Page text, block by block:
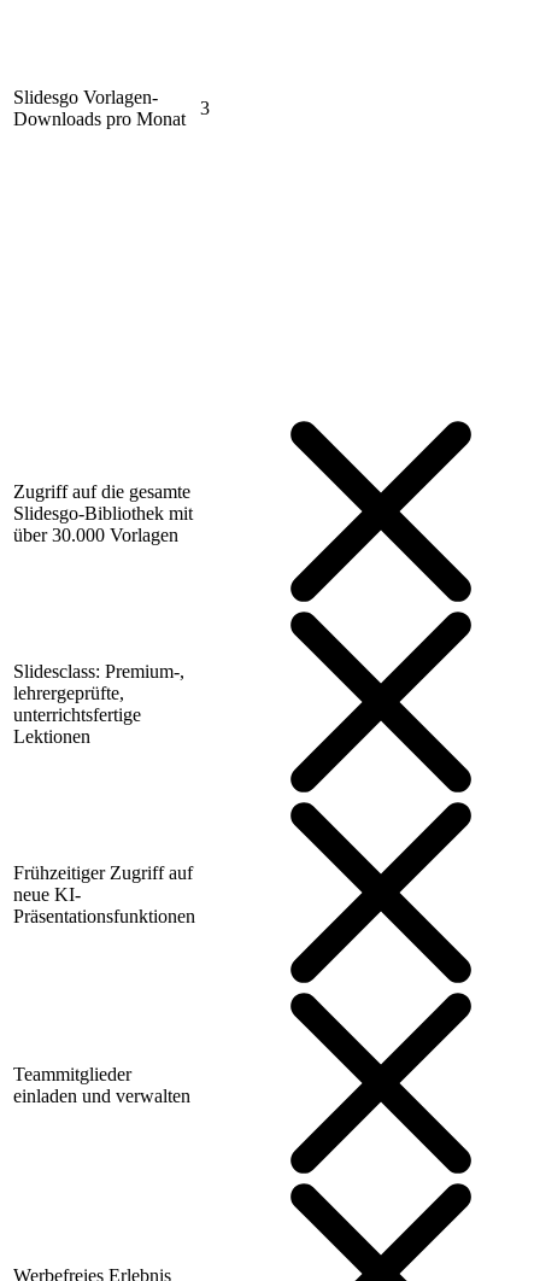
Slidesgo Vorlagen-
Downloads pro Monat
3
Zugriff auf die gesamte
Slidesgo-Bibliothek mit
über 30.000 Vorlagen
Slidesclass: Premium-,
lehrergeprüfte,
unterrichtsfertige
Lektionen
Frühzeitiger Zugriff auf
neue KI-
Präsentationsfunktionen
Teammitglieder
einladen und verwalten
Werbefreies Erlebnis